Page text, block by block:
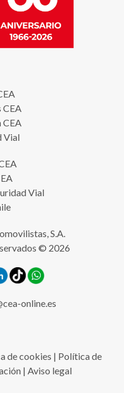
CEA
CEA
Vial
Vial
S.A.
© 2026
online.es
de cookies | Política de
| Aviso legal